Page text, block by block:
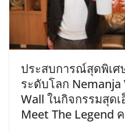
ประสบการณ์สุดพิเ
ระดับโลก Nemanja
Wall ในกิจกรรมสุด
Meet The Legend